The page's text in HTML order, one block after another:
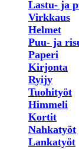
Lastu- ja
Virkkaus
Helmet
Puu- ja
Paperi
Kirjonta
Ryijy
Tuohityöt
Himmeli
Kortit
Nahkatyöt
Lankatyöt